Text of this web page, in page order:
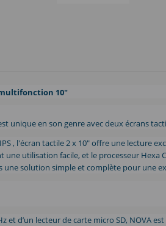
10"
unique en son genre avec deux écrans
, l'écran tactile 2 x 10" offre une lecture
une utilisation facile, et le processeur
une solution simple et complète pour une
et d’un lecteur de carte micro SD, NOVA